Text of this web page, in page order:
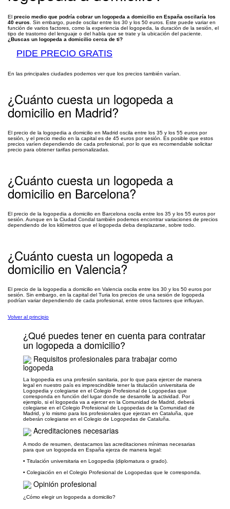
El precio medio que podría cobrar un logopeda a domicilio en España oscilaría los
40 euros . Sin embargo, puede oscilar entre los 30 y los 50 euros. Este puede variar en
función de varios factores, como la experiencia del logopeda, la duración de la sesión, el
tipo de trastorno del lenguaje o del habla que se trate y la ubicación del paciente.
¿Buscas un logopeda a domicilio cerca de ti?
PIDE PRECIO GRATIS
En las principales ciudades podemos ver que los precios también varían.
¿Cuánto cuesta un logopeda a
domicilio en Madrid?
El precio de la logopedia a domicilio en Madrid oscila entre los 35 y los 55 euros por
sesión, y el precio medio en la capital es de 45 euros por sesión. Es posible que estos
precios varíen dependiendo de cada profesional, por lo que es recomendable solicitar
precio para obtener tarifas personalizadas.
¿Cuánto cuesta un logopeda a
domicilio en Barcelona?
El precio de la logopedia a domicilio en Barcelona oscila entre los 35 y los 55 euros por
sesión. Aunque en la Ciudad Condal también podemos encontrar variaciones de precios
dependiendo de los kilómetros que el logopeda deba desplazarse, sobre todo.
¿Cuánto cuesta un logopeda a
domicilio en Valencia?
El precio de la logopedia a domicilio en Valencia oscila entre los 30 y los 50 euros por
sesión. Sin embargo, en la capital del Turia los precios de una sesión de logopeda
podrían variar dependiendo de cada profesional, entre otros factores que influyan.
Volver al principio
¿Qué puedes tener en cuenta para contratar
un logopeda a domicilio?
Requisitos profesionales para trabajar como
logopeda
La logopedia es una profesión sanitaria, por lo que para ejercer de manera
legal en nuestro país es imprescindible tener la titulación universitaria de
Logopedia y colegiarse en el Colegio Profesional de Logopedas que
corresponda en función del lugar donde se desarrolle la actividad. Por
ejemplo, si el logopeda va a ejercer en la Comunidad de Madrid, deberá
colegiarse en el Colegio Profesional de Logopedas de la Comunidad de
Madrid, y lo mismo para los profesionales que ejerzan en Cataluña, que
deberán colegiarse en el Colegio de Logopedas de Cataluña.
Acreditaciones necesarias
A modo de resumen, destacamos las acreditaciones mínimas necesarias
para que un logopeda en España ejerza de manera legal:
• Titulación universitaria en Logopedia (diplomatura o grado).
• Colegiación en el Colegio Profesional de Logopedas que le corresponda.
Opinión profesional
¿Cómo elegir un logopeda a domicilio?